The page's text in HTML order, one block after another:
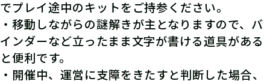
でプレイ途中のキットをご持参ください。
・移動しながらの謎解きが主となりますので、バ
インダーなど立ったまま文字が書ける道具がある
と便利です。
・開催中、運営に支障をきたすと判断した場合、